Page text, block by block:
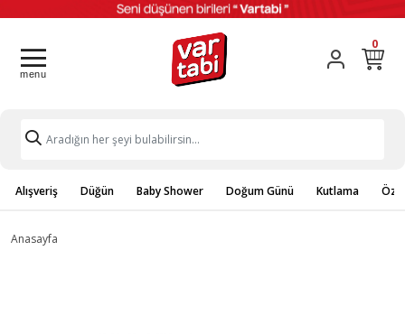
0
Alışveriş Düğün Baby Shower Doğum Günü Kutlama
Anasayfa